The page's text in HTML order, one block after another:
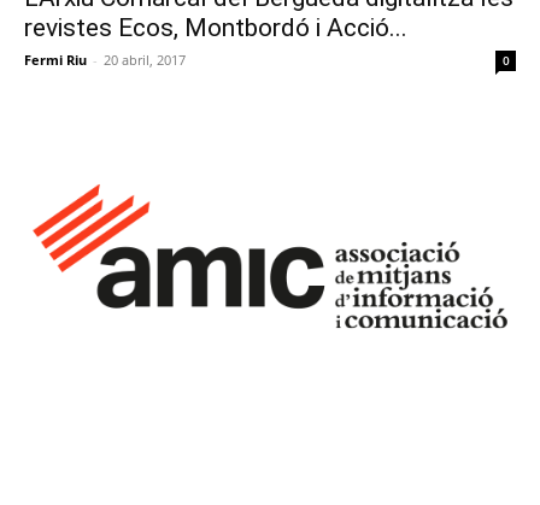
revistes Ecos, Montbordó i Acció...
Fermi Riu - 20 abril, 2017 0